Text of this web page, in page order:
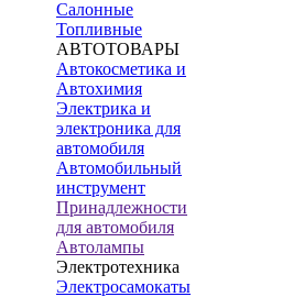
Салонные
Топливные
АВТОТОВАРЫ
Автокосметика и
Автохимия
Электрика и
электроника для
автомобиля
Автомобильный
инструмент
Принадлежности
для автомобиля
Автолампы
Электротехника
Электросамокаты